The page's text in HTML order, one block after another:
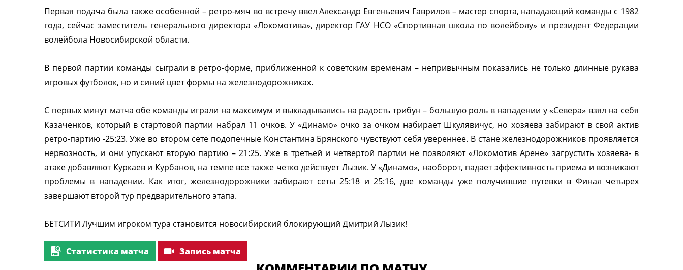
Первая подача была также особенной – ретро-мяч во встречу ввел Александр Евгеньевич Гаврилов – мастер спорта, нападающий команды с 1982
года, сейчас заместитель генерального директора «Локомотива», директор ГАУ НСО «Спортивная школа по волейболу» и президент Федерации
волейбола Новосибирской области.
В первой партии команды сыграли в ретро-форме, приближенной к советским временам – непривычным показались не только длинные рукава
игровых футболок, но и синий цвет формы на железнодорожниках.
С первых минут матча обе команды играли на максимум и выкладывались на радость трибун – большую роль в нападении у «Севера» взял на себя
Казаченков, который в стартовой партии набрал 11 очков. У «Динамо» очко за очком набирает Шкулявичус, но хозяева забирают в свой актив
ретро-партию -25:23. Уже во втором сете подопечные Константина Брянского чувствуют себя увереннее. В стане железнодорожников проявляется
нервозность, и они упускают вторую партию – 21:25. Уже в третьей и четвертой партии не позволяют «Локомотив Арене» загрустить хозяева- в
атаке добавляют Куркаев и Курбанов, на темпе все также четко действует Лызик. У «Динамо», наоборот, падает эффективность приема и возникают
проблемы в нападении. Как итог, железнодорожники забирают сеты 25:18 и 25:16, две команды уже получившие путевки в Финал четырех
завершают второй тур предварительного этапа.
БЕТСИТИ Лучшим игроком тура становится новосибирский блокирующий Дмитрий Лызик!
Статистика матча Запись матча